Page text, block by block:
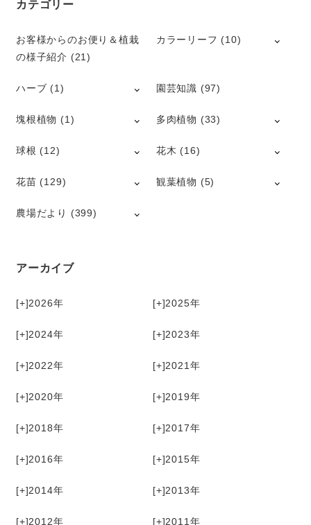
カテゴリー
お客様からのお便り＆植栽
の様子紹介 (21)
カラーリーフ (10)
ハーブ (1) 園芸知識 (97)
塊根植物 (1) 多肉植物 (33)
球根 (12) 花木 (16)
花苗 (129) 観葉植物 (5)
農場だより (399)
アーカイブ
[+]2026 [+]2025
[+]2024 [+]2023
[+]2022 [+]2021
[+]2020 [+]2019
[+]2018 [+]2017
[+]2016 [+]2015
[+]2014 [+]2013
[+]2012 [+]2011